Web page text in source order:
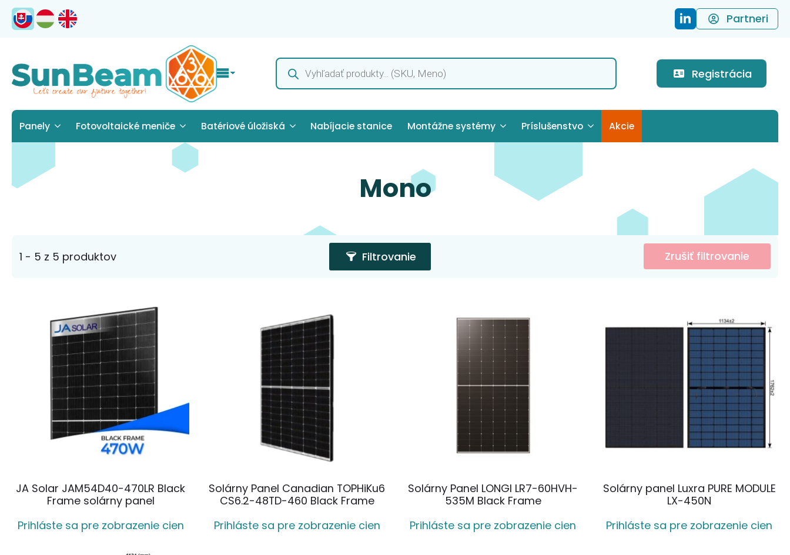
Partneri
Products
search
Registrácia
Panely Fotovoltaické meniče Batériové úložiská Nabíjacie stanice Montážne systémy Príslušenstvo Akcie
Mono
1 - 5 z 5 produktov Filtrovanie Zrušiť filtrovanie
JA Solar JAM54D40-470LR Black
Frame solárny panel
Prihláste sa pre zobrazenie cien
Solárny Panel Canadian TOPHiKu6
CS6.2-48TD-460 Black Frame
Prihláste sa pre zobrazenie cien
Solárny Panel LONGI LR7-60HVH-
535M Black Frame
Prihláste sa pre zobrazenie cien
Solárny panel Luxra PURE MODULE
LX-450N
Prihláste sa pre zobrazenie cien